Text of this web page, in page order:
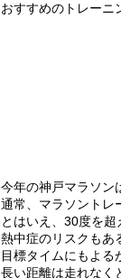
おすすめのトレーニ
今年の神戸マラソン
通常、マラソントレ
とはいえ、30度を超
熱中症のリスクもあ
目標タイムにもよ
長い距離は走れなく